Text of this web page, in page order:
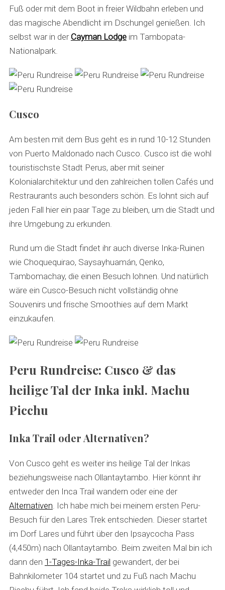
Fuß oder mit dem Boot in freier Wildbahn erleben und
das magische Abendlicht im Dschungel genießen. Ich
selbst war in der Cayman Lodgeim Tambopata-
Nationalpark.
Cusco
Am besten mit dem Bus geht es in rund 10-12 Stunden
von Puerto Maldonado nach Cusco. Cusco ist die wohl
touristischste Stadt Perus, aber mit seiner
Kolonialarchitektur und den zahlreichen tollen Cafés und
Restraurants auch besonders schön. Es lohnt sich auf
jeden Fall hier ein paar Tage zu bleiben, um die Stadt und
ihre Umgebung zu erkunden.
Rund um die Stadt findet ihr auch diverse Inka-Ruinen
wie Choquequirao, Saysayhuamán, Qenko,
Tambomachay, die einen Besuch lohnen. Und natürlich
wäre ein Cusco-Besuch nicht vollständig ohne
Souvenirs und frische Smoothies auf dem Markt
einzukaufen.
Peru Rundreise: Cusco & das
heilige Tal der Inka inkl. Machu
Picchu
Inka Trail oder Alternativen?
Von Cusco geht es weiter ins heilige Tal der Inkas
beziehungsweise nach Ollantaytambo. Hier könnt ihr
entweder den Inca Trail wandern oder eine der
Alternativen. Ich habe mich bei meinem ersten Peru-
Besuch für den Lares Trek entschieden. Dieser startet
im Dorf Lares und führt über den Ipsaycocha Pass
(4,450m) nach Ollantaytambo. Beim zweiten Mal bin ich
dann den 1-Tages-Inka-Trail gewandert, der bei
Bahnkilometer 104 startet und zu Fuß nach Machu